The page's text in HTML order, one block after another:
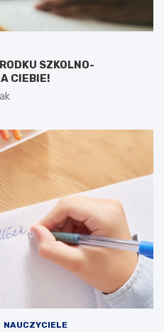
SZKOLNO-
CIEBIE!
NAUCZYCIELE